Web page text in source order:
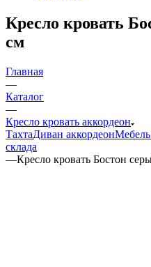
Кресло кровать
см
Главная
—
Каталог
—
Кресло кровать аккордеон
ТахтаДиван аккордеонМебель
склада
—Кресло кровать Бостон